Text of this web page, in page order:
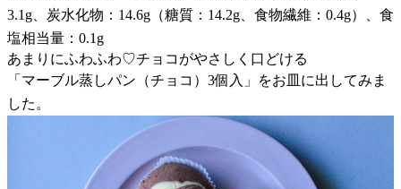
3.1g、炭水化物：14.6g（糖質：14.2g、食物繊維：0.4g）、食
塩相当量：0.1g
あまりにふわふわ♡チョコがやさしく口どける
「マーブル蒸しパン（チョコ）3個入」をお皿に出してみま
した。